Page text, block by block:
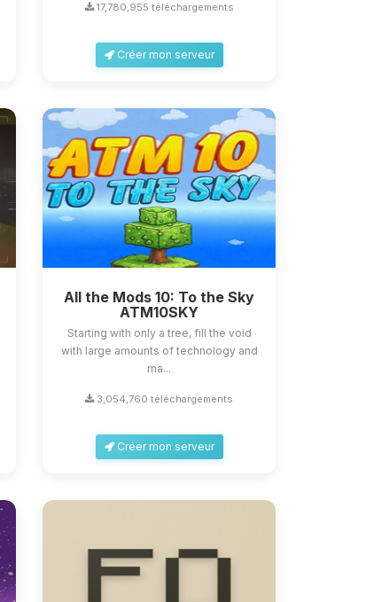
17,780,955 téléchargements
Créer mon serveur
All the Mods 10: To the Sky
ATM10SKY
Starting with only a tree, fill the void
with large amounts of technology and
ma...
3,054,760 téléchargements
Créer mon serveur